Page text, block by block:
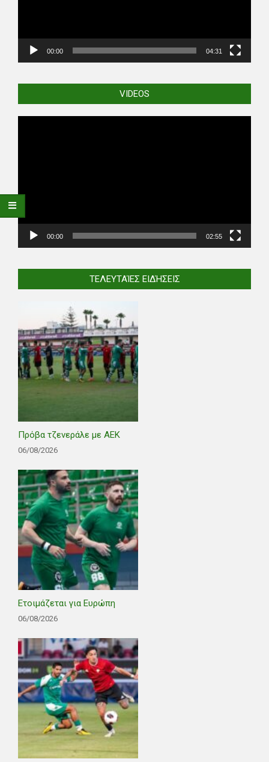
00:00 04:31
VIDEOS
00:00 02:55
ΤΕΛΕΥΤΑΊΕΣ ΕΙΔΉΣΕΙΣ
Πρόβα τζενεράλε με ΑΕΚ
06/08/2026
Ετοιμάζεται για Ευρώπη
06/08/2026